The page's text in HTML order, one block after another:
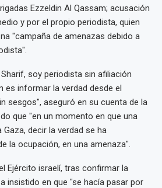
Ezzeldin Al Qassam; acusación
y por el propio periodista, quien
"campaña de amenazas debido a
soy periodista sin afiliación
es informar la verdad desde el
sesgos", aseguró en su cuenta de la
que "en un momento en que una
decir la verdad se ha
la ocupación, en una amenaza".
Ejército israelí, tras confirmar la
insistido en que "se hacía pasar por